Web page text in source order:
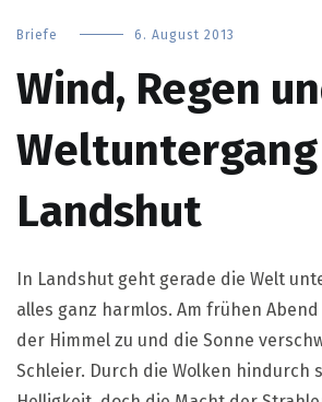
Briefe 6. August 2013
Wind, Regen
Landshut
In Landshut geht gerade die Welt
alles ganz harmlos. Am frühen
der Himmel zu und die Sonne
Schleier. Durch die Wolken hindurch